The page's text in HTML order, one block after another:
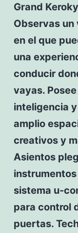
Grand
Observas
en el que
una
conducir
vayas.
inteligencia
amplio
creativos y
Asientos
sistema u-
para control
puertas.